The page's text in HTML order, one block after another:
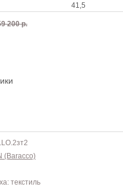
41,5
200 р.
(Baracco)
текстиль